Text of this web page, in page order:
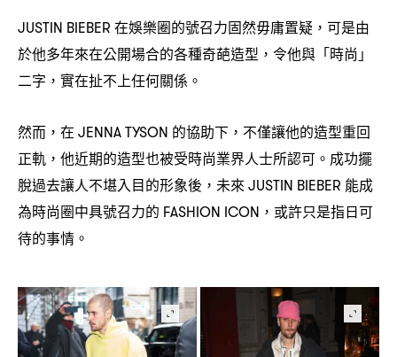
JUSTIN BIEBER 在娛樂圈的號召力固然毋庸置疑 ， 可是由
於他多年來在公開場合的各種奇葩造型 ， 令他與「時尚」
二字 ， 實在扯不上任何關係。
然而 ， 在 JENNA TYSON 的協助下 ， 不僅讓他的造型重回
正軌 ， 他近期的造型也被受時尚業界人士所認可。成功擺
脫過去讓人不堪入目的形象後 ， 未來 JUSTIN BIEBER 能成
為時尚圈中具號召力的 FASHION ICON， 或許只是指日可
待的事情。